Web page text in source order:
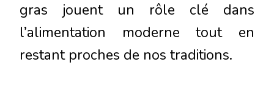
gras jouent un rôle clé dans
l’alimentation moderne tout en
restant proches de nos traditions.